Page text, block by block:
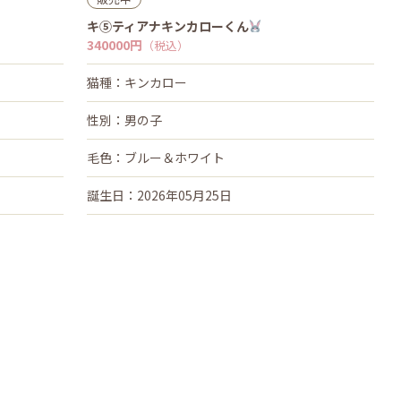
キ⑤ティアナキンカローくん
340000円 （税込）
猫種：キンカロー
性別：男の子
毛色：ブルー＆ホワイト
誕生日：2026年05月25日